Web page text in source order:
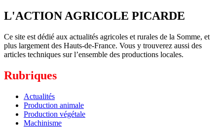
L'ACTION AGRICOLE PICARDE
Ce site est dédié aux actualités agricoles et rurales de la Somme, et
plus largement des Hauts-de-France. Vous y trouverez aussi des
articles techniques sur l’ensemble des productions locales.
Rubriques
Actualités
Production animale
Production végétale
Machinisme